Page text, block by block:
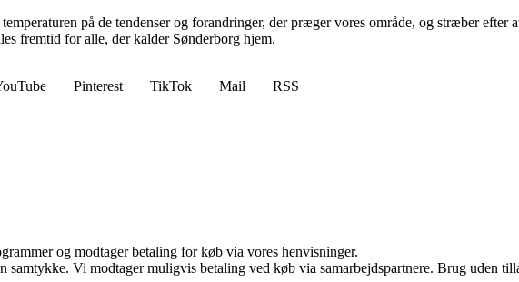
på de tendenser og forandringer, der præger vores område, og stræber
fremtid for alle, der kalder Sønderborg hjem.
Pinterest TikTok Mail
RSS
og modtager betaling for køb via vores henvisninger.
Vi modtager muligvis betaling ved køb via samarbejdspartnere. Brug uden